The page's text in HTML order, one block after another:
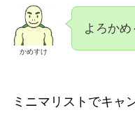
かめすけ
よろかめ
ミニマリストでキャ